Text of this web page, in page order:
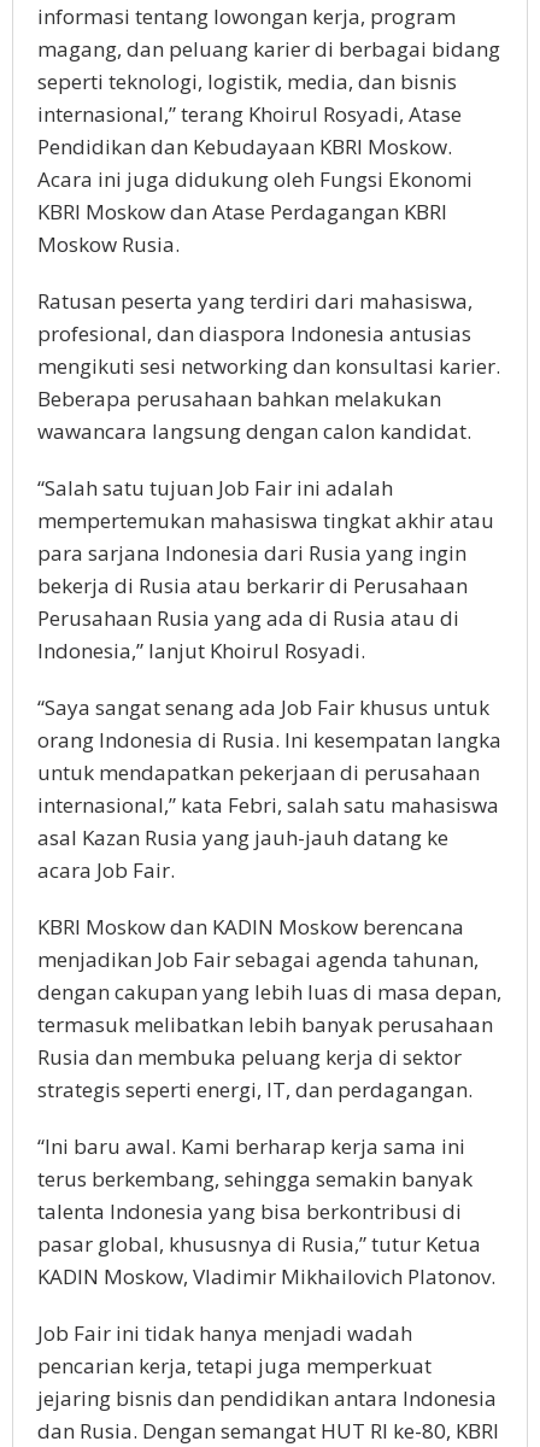
informasi tentang lowongan kerja, program
magang, dan peluang karier di berbagai bidang
seperti teknologi, logistik, media, dan bisnis
internasional,” terang Khoirul Rosyadi, Atase
Pendidikan dan Kebudayaan KBRI Moskow.
Acara ini juga didukung oleh Fungsi Ekonomi
KBRI Moskow dan Atase Perdagangan KBRI
Moskow Rusia.
Ratusan peserta yang terdiri dari mahasiswa,
profesional, dan diaspora Indonesia antusias
mengikuti sesi networking dan konsultasi karier.
Beberapa perusahaan bahkan melakukan
wawancara langsung dengan calon kandidat.
“Salah satu tujuan Job Fair ini adalah
mempertemukan mahasiswa tingkat akhir atau
para sarjana Indonesia dari Rusia yang ingin
bekerja di Rusia atau berkarir di Perusahaan
Perusahaan Rusia yang ada di Rusia atau di
Indonesia,” lanjut Khoirul Rosyadi.
“Saya sangat senang ada Job Fair khusus untuk
orang Indonesia di Rusia. Ini kesempatan langka
untuk mendapatkan pekerjaan di perusahaan
internasional,” kata Febri, salah satu mahasiswa
asal Kazan Rusia yang jauh-jauh datang ke
acara Job Fair.
KBRI Moskow dan KADIN Moskow berencana
menjadikan Job Fair sebagai agenda tahunan,
dengan cakupan yang lebih luas di masa depan,
termasuk melibatkan lebih banyak perusahaan
Rusia dan membuka peluang kerja di sektor
strategis seperti energi, IT, dan perdagangan.
“Ini baru awal. Kami berharap kerja sama ini
terus berkembang, sehingga semakin banyak
talenta Indonesia yang bisa berkontribusi di
pasar global, khususnya di Rusia,” tutur Ketua
KADIN Moskow, Vladimir Mikhailovich Platonov.
Job Fair ini tidak hanya menjadi wadah
pencarian kerja, tetapi juga memperkuat
jejaring bisnis dan pendidikan antara Indonesia
dan Rusia. Dengan semangat HUT RI ke-80, KBRI